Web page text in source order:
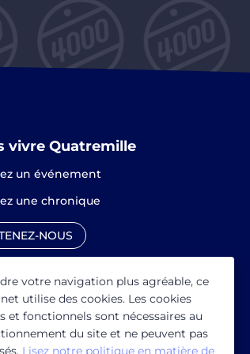
vivre Quatremille
un événement
une chronique
NOUS
votre navigation plus agréable, ce
utilise des cookies. Les cookies
et fonctionnels sont nécessaires au
du site et ne peuvent pas
Lisez notre politique en matière de